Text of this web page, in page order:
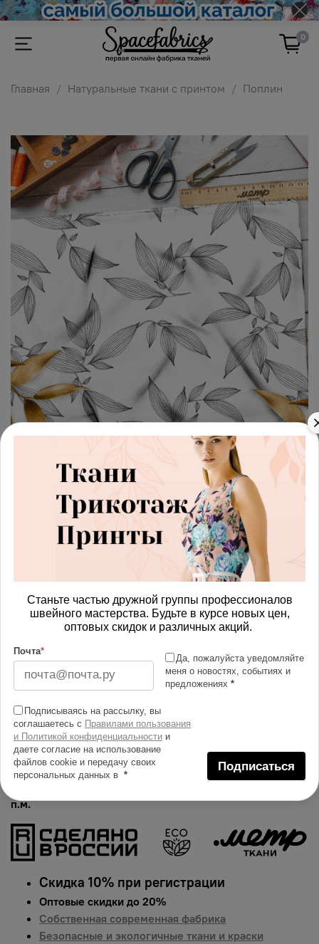
0
Главная Натуральные ткани с принтом Поплин
арт.4287732_poplin
Ткань поплин серые
выразительные листья
Получить доступ к оптовым ценам
В корзину
Купить в 1 клик
Добавить в сравнение
Описание тканей
Яркий и сочный принт на поплине. Гарантированная
долговечность цвета, идеально подходит для одежды,
Цена указана за 1
п.м.
Скидка 10% при регистрации
Оптовые скидки до 20%
Собственная современная фабрика
Безопасные и экологичные ткани и краски
Станьте частью дружной группы профессионалов
швейного мастерства. Будьте в курсе новых цен,
оптовых скидок и различных акций.
Почта*
Да, пожалуйста уведомляйте
меня о новостях, событиях и
предложениях *
Подписываясь на рассылку, вы
соглашаетесь с Правилами пользования
и Политикой конфиденциальности и
даете согласие на использование
файлов cookie и передачу своих
персональных данных в *
Подписаться